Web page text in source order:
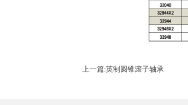
上一篇:英制圆锥滚子轴承